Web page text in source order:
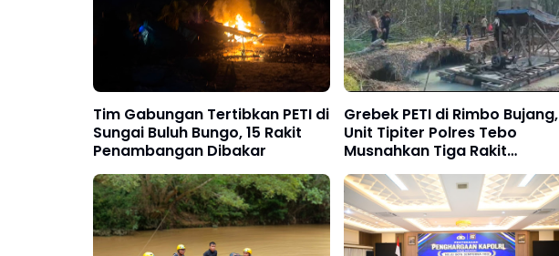
Tim Gabungan Tertibkan PETI di
Sungai Buluh Bungo, 15 Rakit
Penambangan Dibakar
Grebek PETI di Rimbo Bujang,
Unit Tipiter Polres Tebo
Musnahkan Tiga Rakit
Dompeng dengan Cara
Dibakar